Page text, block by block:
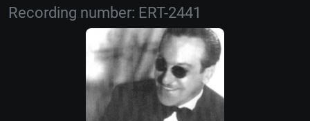
Recording number: ERT-2441